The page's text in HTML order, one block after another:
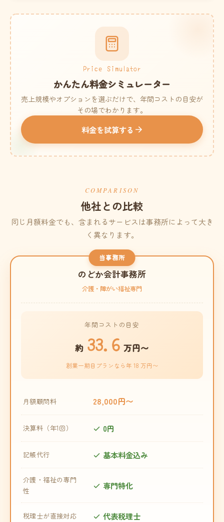
Price Simulator
かんたん料金シミュレーター
売上規模やオプションを選ぶだけで、年間コストの目安が
その場でわかります。
料金を試算する
COMPARISON
他社との比較
同じ月額料金でも、含まれるサービスは事務所によって大き
く異なります。
当事務所
のどか会計事務所
介護・障がい福祉専門
年間コストの目安
約 33.6 万円〜
創業一期目プランなら年 18 万円〜
月額顧問料 28,000円〜
決算料（年1回） 0円
記帳代行 基本料金込み
介護・福祉の専門
性
専門特化
税理士が直接対応 代表税理士